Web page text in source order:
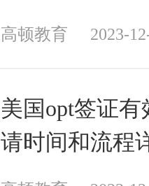
高顿教育 2023-
美国opt签证
请时间和流程